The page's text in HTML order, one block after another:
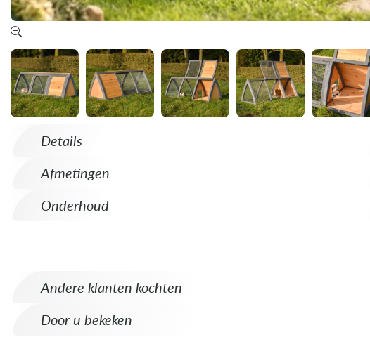
Details
Afmetingen
Onderhoud
Andere klanten kochten
Door u bekeken